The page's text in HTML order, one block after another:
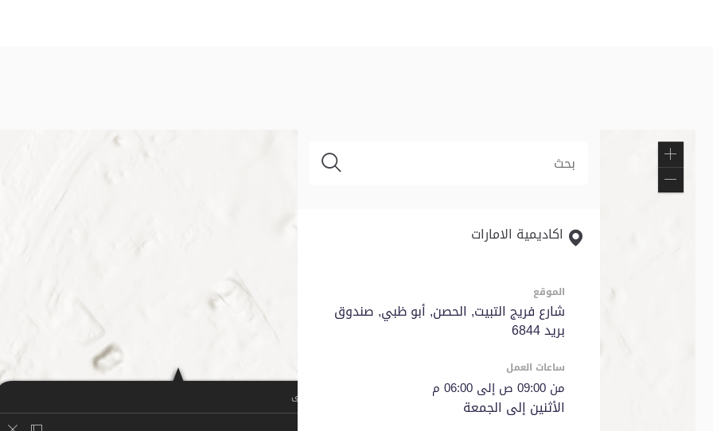
تكبير
تقريب إلى
اكاديمية الامارات
الموقع
شارع فريج التبيت, الحصن, أبو ظبي, صندوق
بريد 6844
ساعات العمل
من 09:00 ص إلى 06:00 م​
الأثنين إلى الجمعة